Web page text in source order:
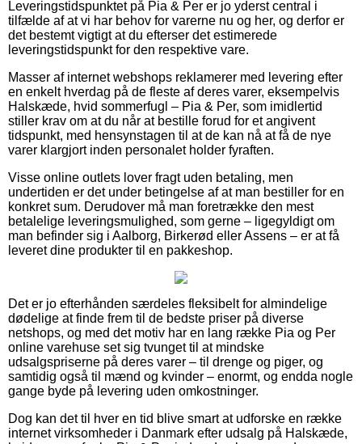
Leveringstidspunktet på Pia & Per er jo yderst central i
tilfælde af at vi har behov for varerne nu og her, og derfor er
det bestemt vigtigt at du efterser det estimerede
leveringstidspunkt for den respektive vare.
Masser af internet webshops reklamerer med levering efter
en enkelt hverdag på de fleste af deres varer, eksempelvis
Halskæde, hvid sommerfugl – Pia & Per, som imidlertid
stiller krav om at du når at bestille forud for et angivent
tidspunkt, med hensynstagen til at de kan nå at få de nye
varer klargjort inden personalet holder fyraften.
Visse online outlets lover fragt uden betaling, men
undertiden er det under betingelse af at man bestiller for en
konkret sum. Derudover må man foretrække den mest
betalelige leveringsmulighed, som gerne – ligegyldigt om
man befinder sig i Aalborg, Birkerød eller Assens – er at få
leveret dine produkter til en pakkeshop.
Det er jo efterhånden særdeles fleksibelt for almindelige
dødelige at finde frem til de bedste priser på diverse
netshops, og med det motiv har en lang række Pia og Per
online varehuse set sig tvunget til at mindske
udsalgspriserne på deres varer – til drenge og piger, og
samtidig også til mænd og kvinder – enormt, og endda nogle
gange byde på levering uden omkostninger.
Dog kan det til hver en tid blive smart at udforske en række
internet virksomheder i Danmark efter udsalg på Halskæde,